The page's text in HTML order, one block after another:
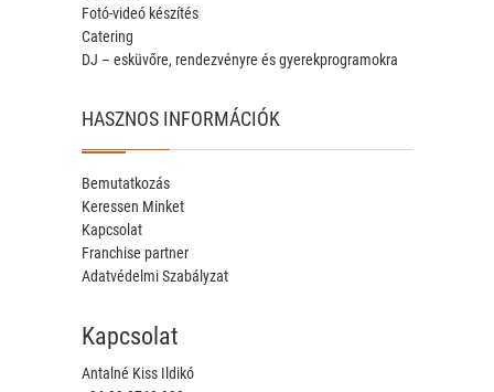
Fotó-videó készítés
Catering
DJ – esküvőre, rendezvényre és gyerekprogramokra
HASZNOS INFORMÁCIÓK
Bemutatkozás
Keressen Minket
Kapcsolat
Franchise partner
Adatvédelmi Szabályzat
Kapcsolat
Antalné Kiss Ildikó